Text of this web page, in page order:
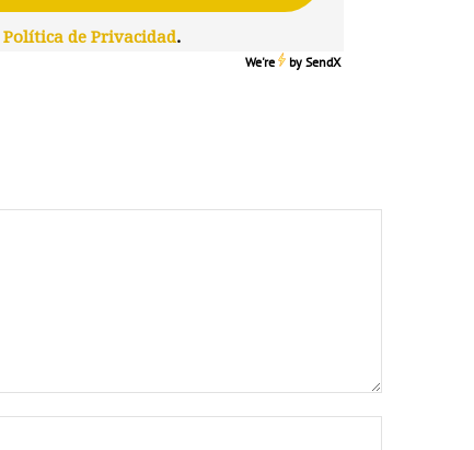
Política de Privacidad.
We're bySendX